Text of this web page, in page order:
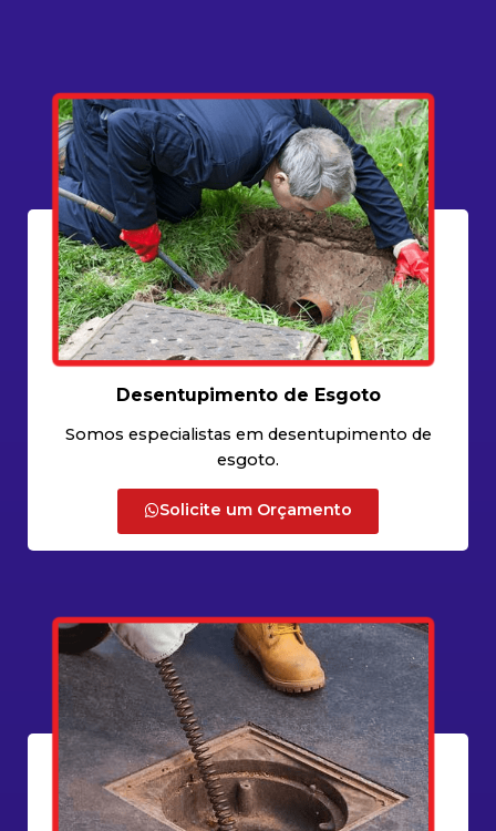
Desentupimento de Esgoto
Somos especialistas em desentupimento de
esgoto.
Solicite um Orçamento